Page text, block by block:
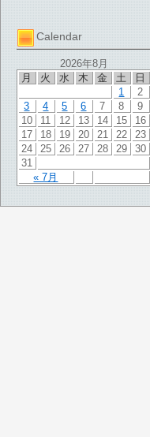
Calendar
2026年8月
月
火 水 木 金 土 日
« 7月
1
2
3
4 5 6 7 8
9
10
11 12 13 14 15
16
17
18 19 20 21 22
23
24
25 26 27 28 29
30
31